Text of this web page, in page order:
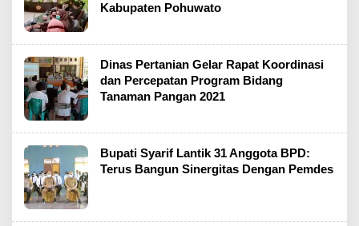
Kabupaten Pohuwato
Dinas Pertanian Gelar Rapat Koordinasi
dan Percepatan Program Bidang
Tanaman Pangan 2021
Bupati Syarif Lantik 31 Anggota BPD:
Terus Bangun Sinergitas Dengan Pemdes